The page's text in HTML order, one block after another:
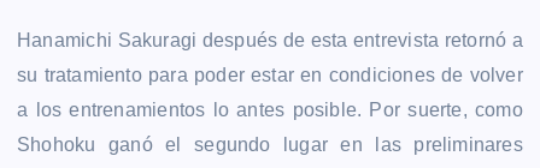
Hanamichi Sakuragi después de esta entrevista retornó a
su tratamiento para poder estar en condiciones de volver
a los entrenamientos lo antes posible. Por suerte, como
Shohoku ganó el segundo lugar en las preliminares